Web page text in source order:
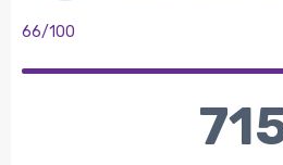
66/100